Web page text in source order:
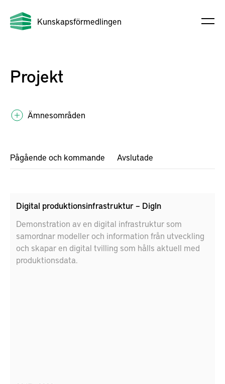
Kunskapsförmedlingen
Projekt
Ämnesområden
Pågående och kommande Avslutade
Digital produktionsinfrastruktur – DigIn
Demonstration av en digital infrastruktur som
samordnar modeller och information från utveckling
och skapar en digital tvilling som hålls aktuell med
produktionsdata.